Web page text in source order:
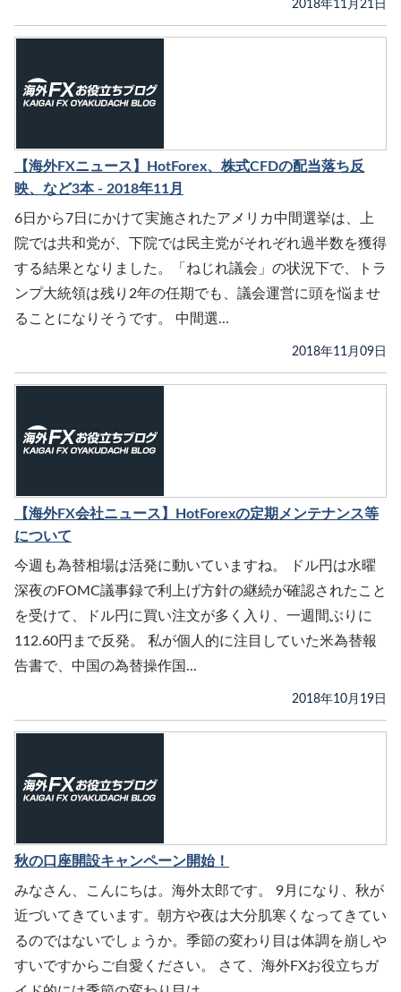
2018年11月21日
【海外FXニュース】HotForex、株式CFDの配当落ち反
映、など3本 - 2018年11月
6日から7日にかけて実施されたアメリカ中間選挙は、上
院では共和党が、下院では民主党がそれぞれ過半数を獲得
する結果となりました。「ねじれ議会」の状況下で、トラ
ンプ大統領は残り2年の任期でも、議会運営に頭を悩ませ
ることになりそうです。 中間選...
2018年11月09日
【海外FX会社ニュース】HotForexの定期メンテナンス等
について
今週も為替相場は活発に動いていますね。 ドル円は水曜
深夜のFOMC議事録で利上げ方針の継続が確認されたこと
を受けて、ドル円に買い注文が多く入り、一週間ぶりに
112.60円まで反発。 私が個人的に注目していた米為替報
告書で、中国の為替操作国...
2018年10月19日
秋の口座開設キャンペーン開始！
みなさん、こんにちは。海外太郎です。 9月になり、秋が
近づいてきています。朝方や夜は大分肌寒くなってきてい
るのではないでしょうか。季節の変わり目は体調を崩しや
すいですからご自愛ください。 さて、海外FXお役立ちガ